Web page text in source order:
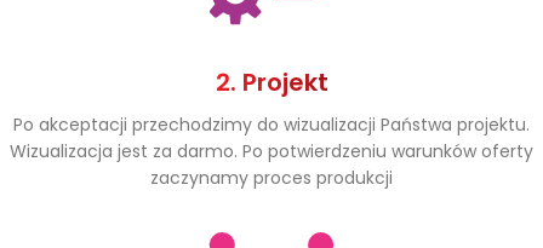
2. Projekt
Po akceptacji przechodzimy do wizualizacji Państwa projektu.
Wizualizacja jest za darmo. Po potwierdzeniu warunków oferty
zaczynamy proces produkcji